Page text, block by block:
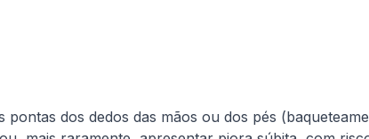
dos dedos das mãos ou dos pés